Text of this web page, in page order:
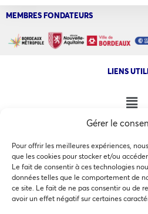
Gérer le
Pour offrir les meilleures expériences,
que les cookies pour stocker et/ou
Le fait de consentir à ces technologies
données telles que le comportement de
ce site. Le fait de ne pas consentir ou de
avoir un effet négatif sur certaines
Ce site utilise des cookies
MEMBRES FONDATEURS
LIENS
NOS AUTRES
COPYRIGHT @ 2026 - INVEST IN